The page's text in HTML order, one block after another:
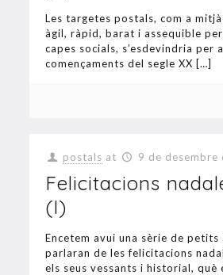
Les targetes postals, com a
àgil, ràpid, barat i assequible
capes socials, s’esdevindria per
començaments del segle XX […]
postals at 9 de desembre
Felicitacions
(I)
Encetem avui una sèrie de petits
parlaran de les felicitacions
els seus vessants i historial, què